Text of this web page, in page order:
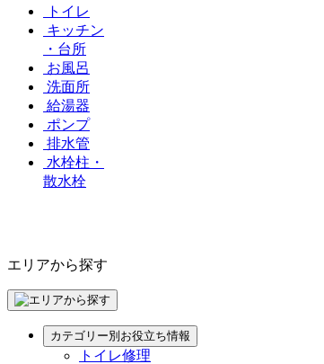
トイレ
キッチン
・台所
お風呂
洗面所
給湯器
ポンプ
排水管
水栓柱・
散水栓
エリアから探す
カテゴリー別お役立ち情報
トイレ修理